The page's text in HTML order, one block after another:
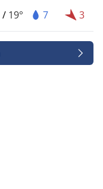
/ 19° 7 3